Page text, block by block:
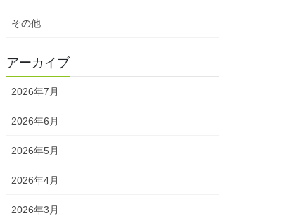
その他
アーカイブ
2026年7月
2026年6月
2026年5月
2026年4月
2026年3月